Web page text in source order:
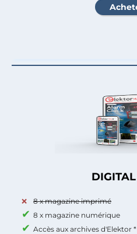
DIGITAL
8 x magazine imprimé
8 x magazine numérique
Accès aux archives d'Elektor *